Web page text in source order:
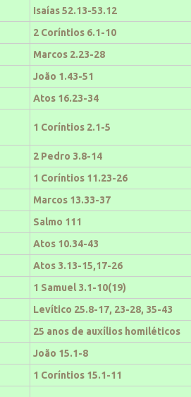
Isaías 52.13-53.12
2 Coríntios 6.1-10
Marcos 2.23-28
João 1.43-51
Atos 16.23-34
1 Coríntios 2.1-5
2 Pedro 3.8-14
1 Coríntios 11.23-26
Marcos 13.33-37
Salmo 111
Atos 10.34-43
Atos 3.13-15,17-26
1 Samuel 3.1-10(19)
Levítico 25.8-17, 23-28, 35-43
25 anos de auxílios homiléticos
João 15.1-8
1 Coríntios 15.1-11